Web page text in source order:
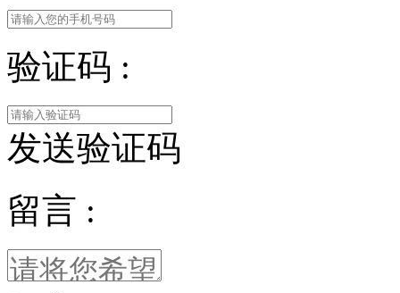
验证码 :
发送验证码
留言 :